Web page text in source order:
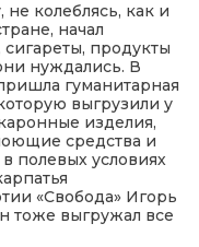
колеблясь, как и
начал
продукты
нуждались. В
гуманитарная
выгрузили у
изделия,
средства и
полевых условиях
«Свобода» Игорь
тоже выгружал все